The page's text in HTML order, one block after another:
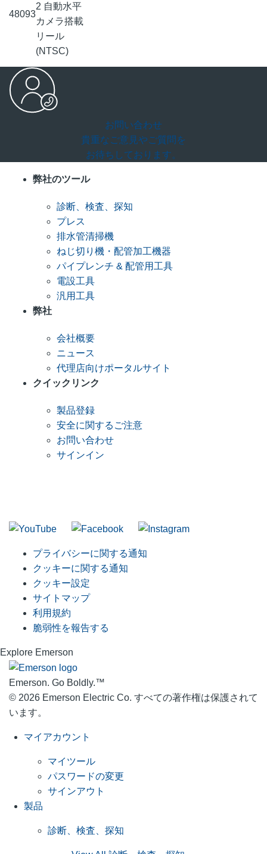
48093
2 自動水平
カメラ搭載
リール
(NTSC)
お問い合わせ
貴重なご意見やご質問を
お待ちしております。
弊社のツール
診断、検査、探知
プレス
排水管清掃機
ねじ切り機・配管加工機器
パイプレンチ & 配管用工具
電設工具
汎用工具
弊社
会社概要
ニュース
代理店向けポータルサイト
クイックリンク
製品登録
安全に関するご注意
お問い合わせ
サインイン
プライバシーに関する通知
クッキーに関する通知
クッキー設定
サイトマップ
利用規約
脆弱性を報告する
Explore Emerson
Emerson. Go Boldly.™
© 2026 Emerson Electric Co. すべての著作権は保護されて
います。
マイアカウント
マイツール
パスワードの変更
サインアウト
製品
診断、検査、探知